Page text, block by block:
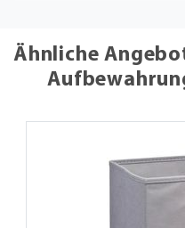
Ähnliche